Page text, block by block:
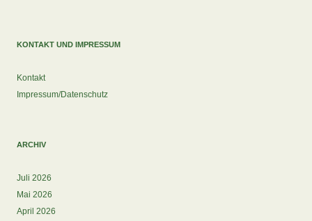
KONTAKT UND IMPRESSUM
Kontakt
Impressum/Datenschutz
ARCHIV
Juli 2026
Mai 2026
April 2026